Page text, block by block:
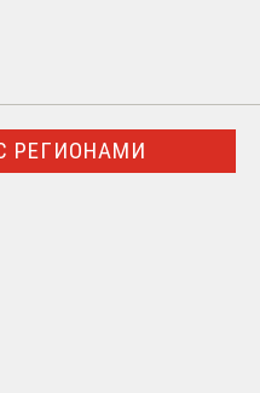
РЕГИОНАМИ